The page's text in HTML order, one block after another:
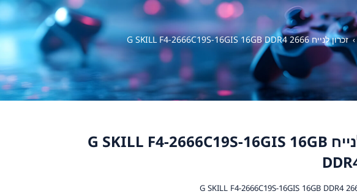
› זכרון לנייח G SKILL F4-2666C19S-16GIS 16GB DDR4 2666
זכרון לנייח G SKILL F4-2666C19S-16GIS 16GB